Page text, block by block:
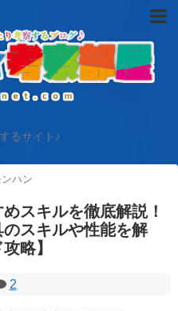
るサイト♪
ンハン
スキルを徹底解説！
スキルや性能を解
略】
2